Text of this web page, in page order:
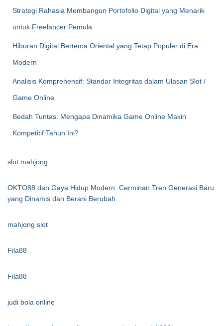
Strategi Rahasia Membangun Portofolio Digital yang Menarik
untuk Freelancer Pemula
Hiburan Digital Bertema Oriental yang Tetap Populer di Era
Modern
Analisis Komprehensif: Standar Integritas dalam Ulasan Slot /
Game Online
Bedah Tuntas: Mengapa Dinamika Game Online Makin
Kompetitif Tahun Ini?
slot mahjong
OKTO88 dan Gaya Hidup Modern: Cerminan Tren Generasi Baru
yang Dinamis dan Berani Berubah
mahjong slot
Fila88
Fila88
judi bola online